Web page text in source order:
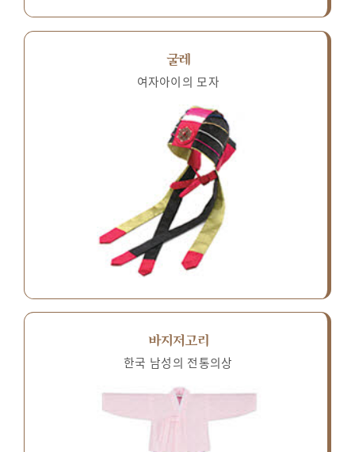
굴레
여자아이의 모자
바지저고리
한국 남성의 전통의상